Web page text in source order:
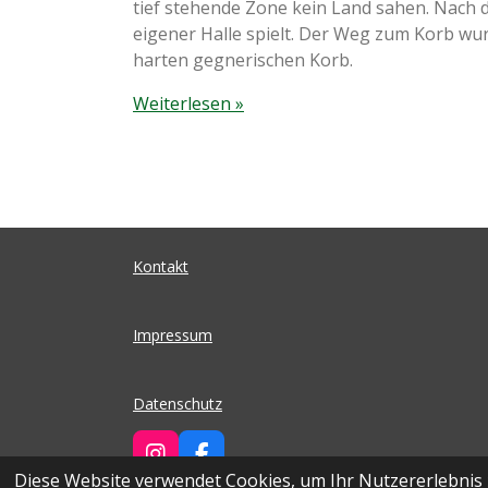
Diese Website verwendet Cookies, um Ihr
tief stehende Zone kein Land sahen.
eigener Halle spielt. Der Weg zum Korb
harten gegnerischen Korb.
Weiterlesen »
Kontakt
Impressum
Datenschutz
I
N
F
A